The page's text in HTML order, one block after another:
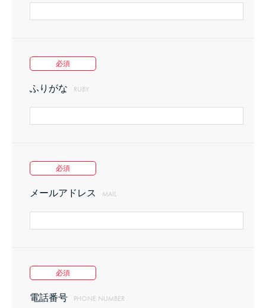
本規約におけるメンバーとは、主催者が運営するナレッジプラ
ザD-LABに参加している企業家・起業家・経営者・事業家・従業
員およびその他の事業推進者並びにその推進にかかわる個人で
す。
LAB参加申込手続を経て登録した者(以下、｢申込人｣と
前項の登録時に当サービスの参加契約が主催者及び登
号のいずれかに該当する場合、主催者は登録を拒否す
必須
ふりがな RUBY
必須
メールアドレス MAIL
必須
電話番号 PHONE NUMBER